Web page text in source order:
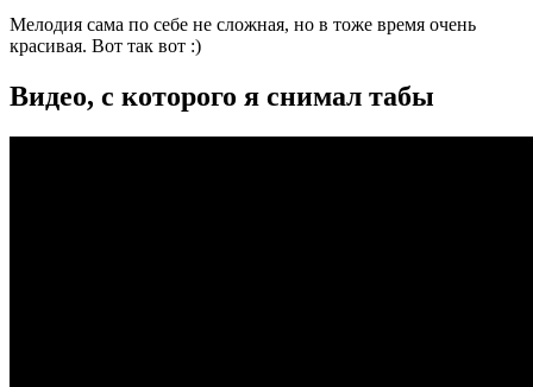
Мелодия сама по себе не сложная, но в тоже время очень
красивая. Вот так вот :)
Видео, с которого я снимал табы